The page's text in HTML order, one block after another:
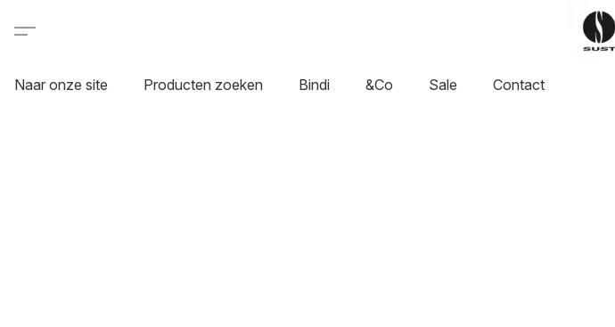
Naar onze site Producten zoeken Bindi &Co Sale Contact